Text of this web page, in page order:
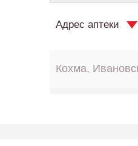
Адрес аптеки
Кохма,